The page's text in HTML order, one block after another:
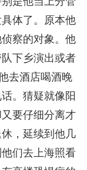
体了。原本他
察的对象。他
下乡演出或者
去酒店喝酒晚
。猜疑就像阳
要仔细分离才
，延续到他几
们去上海照看